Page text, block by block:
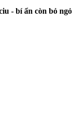
- bí ẩn còn bỏ ngỏ